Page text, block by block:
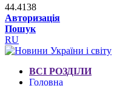
44.4138
Авторизація
Пошук
RU
ВСІ РОЗДІЛИ
Головна